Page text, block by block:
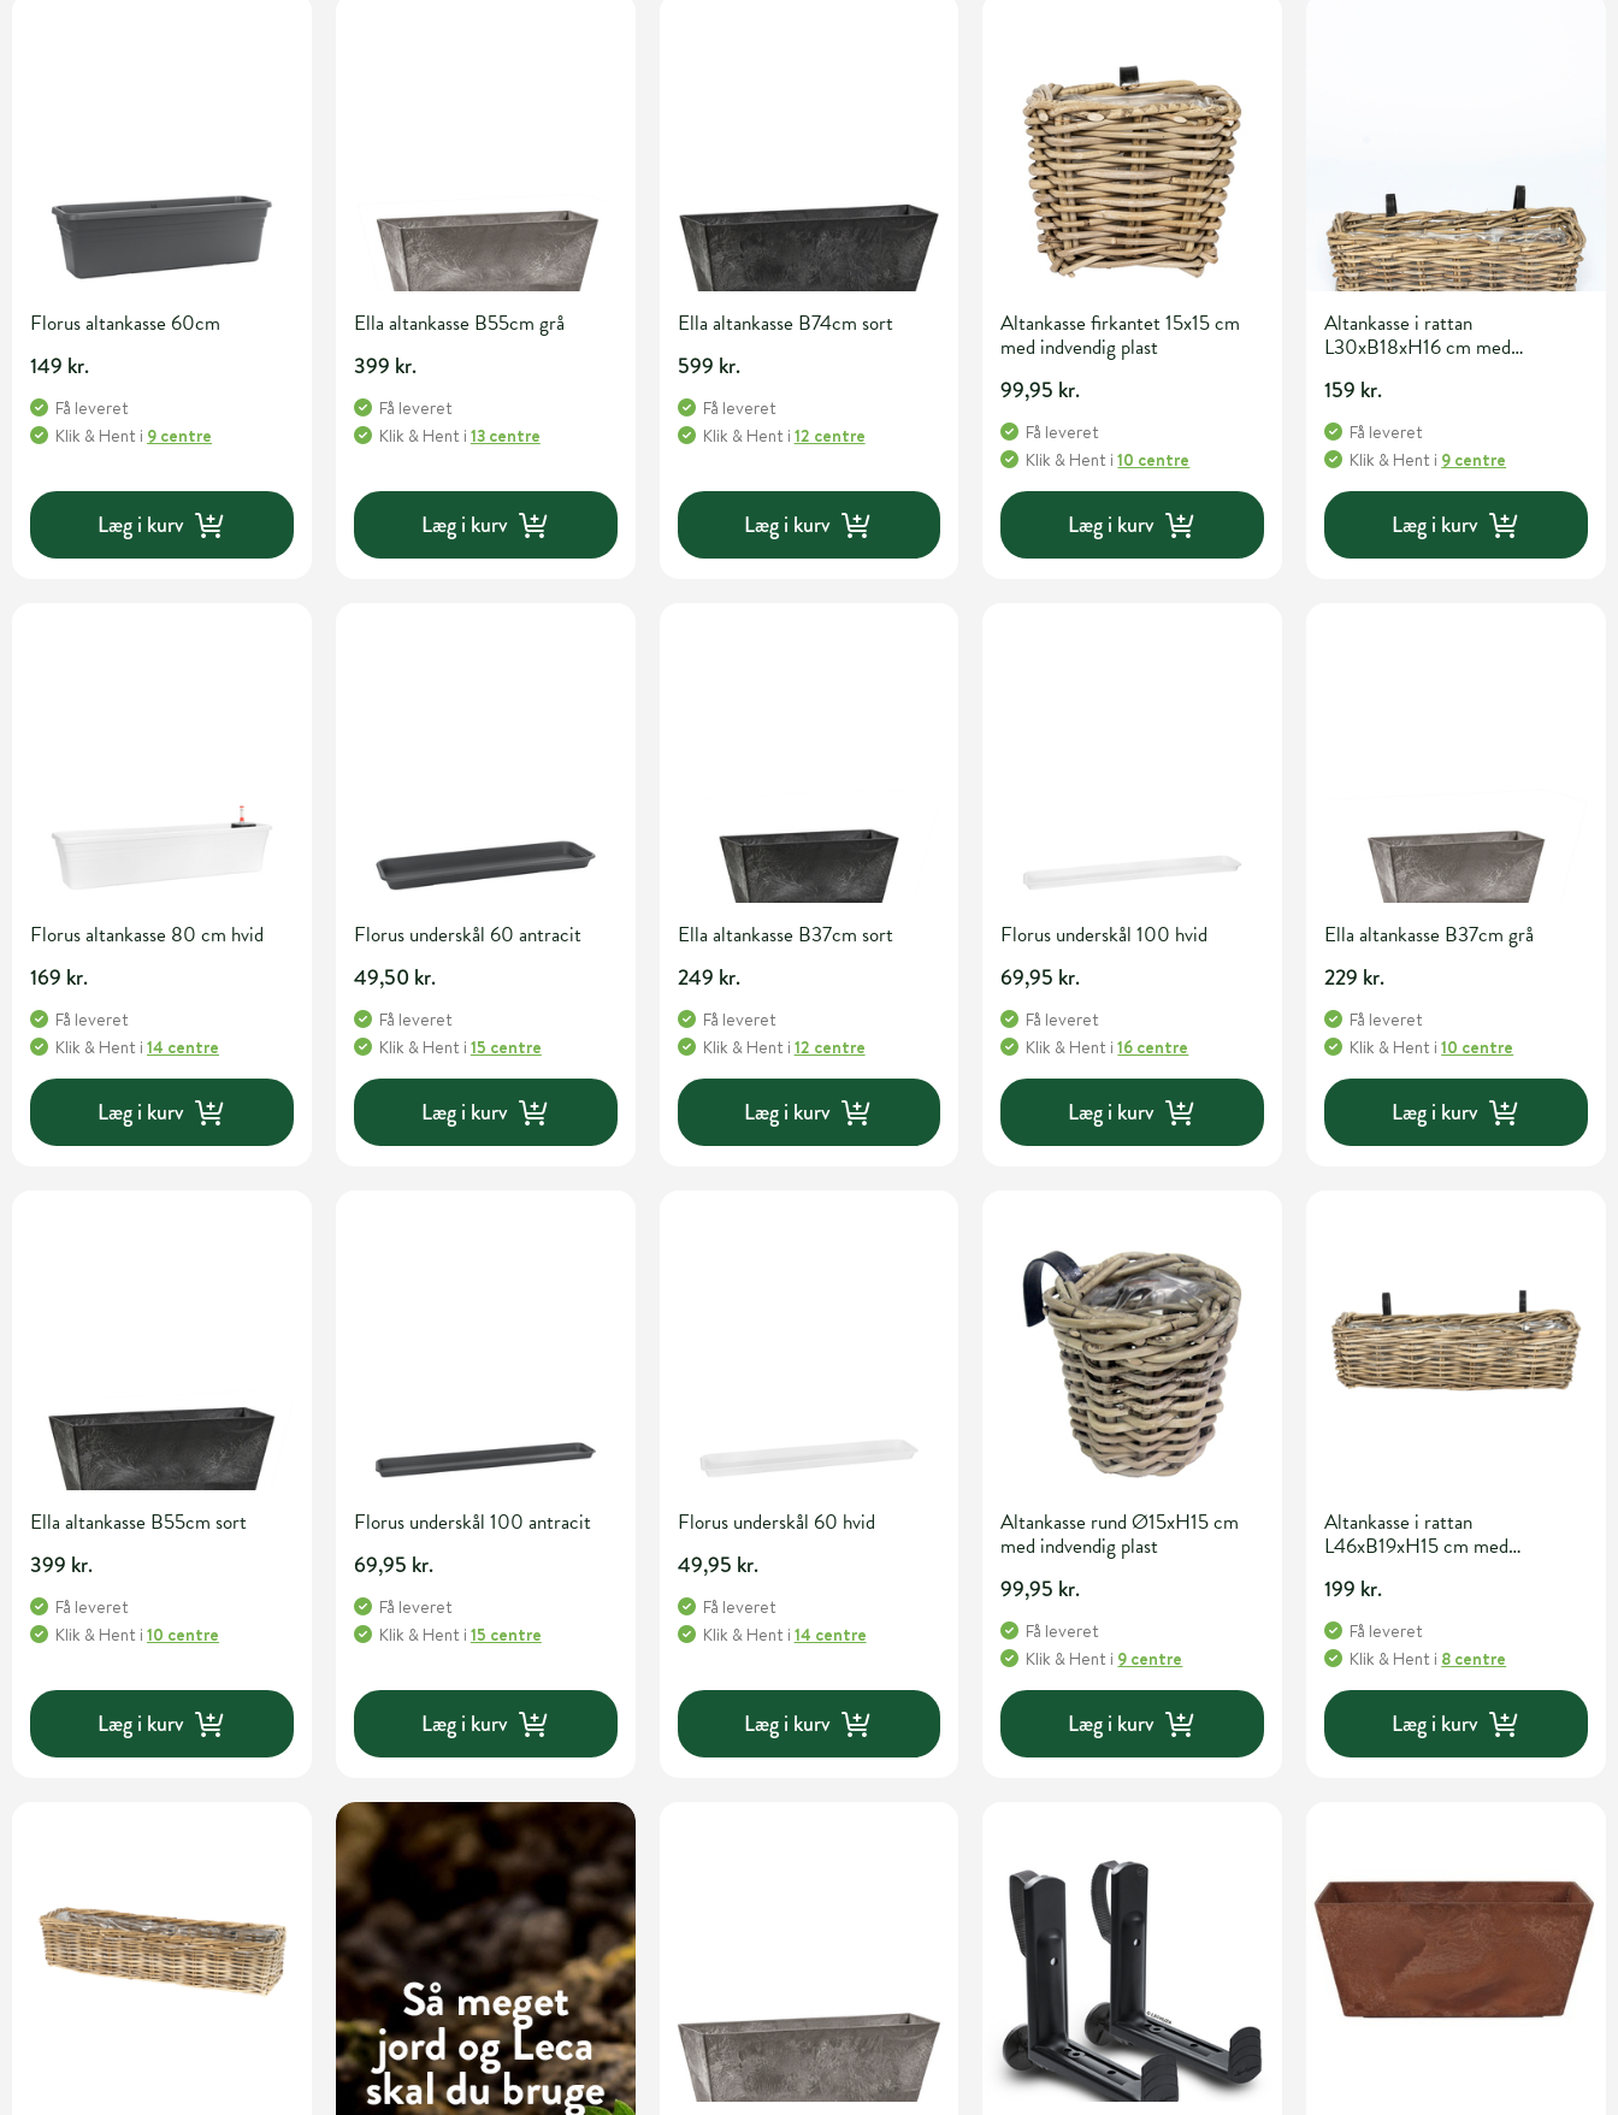
Florus altankasse 60cm
149 kr.
Få leveret
Klik & Hent i 9 centre
Læg i kurv
Ella altankasse B55cm grå
399 kr.
Få leveret
Klik & Hent i 13 centre
Læg i kurv
Ella altankasse B74cm sort
599 kr.
Få leveret
Klik & Hent i 12 centre
Læg i kurv
Altankasse firkantet 15x15 cm
med indvendig plast
99,95 kr.
Få leveret
Klik & Hent i10 centre
Læg i kurv
Altankasse i rattan
L30xB18xH16 cm med
159 kr.
Få leveret
Klik & Hent i 9 centre
Læg i kurv
Florus altankasse 80 cm hvid
169 kr.
Få leveret
Klik & Hent i 14 centre
Læg i kurv
Florus underskål 60 antracit
49,50 kr.
Få leveret
Klik & Hent i 15 centre
Læg i kurv
Ella altankasse B37cm sort
249 kr.
Få leveret
Klik & Hent i 12 centre
Læg i kurv
Florus underskål 100 hvid
69,95 kr.
Få leveret
Klik & Hent i16 centre
Læg i kurv
Ella altankasse B37cm grå
229 kr.
Få leveret
Klik & Hent i10 centre
Læg i kurv
Ella altankasse B55cm sort
399 kr.
Få leveret
Klik & Hent i 10 centre
Læg i kurv
Florus underskål 100 antracit
69,95 kr.
Få leveret
Klik & Hent i 15 centre
Læg i kurv
Florus underskål 60 hvid
49,95 kr.
Få leveret
Klik & Hent i 14 centre
Læg i kurv
Altankasse rund Ø15xH15 cm
med indvendig plast
99,95 kr.
Få leveret
Klik & Hent i 9 centre
Læg i kurv
Altankasse i rattan
L46xB19xH15 cm med
199 kr.
Få leveret
Klik & Hent i 8 centre
Læg i kurv